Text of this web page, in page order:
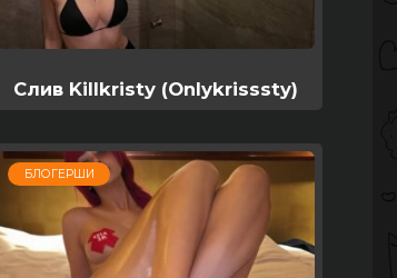
Слив Killkristy (Onlykrisssty)
БЛОГЕРШИ